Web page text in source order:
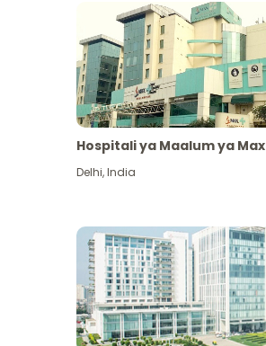
Hospitali ya Maalum ya
Delhi,India